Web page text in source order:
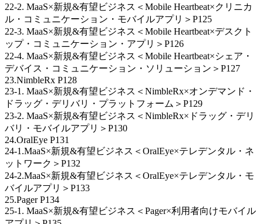
22-2. MaaS×新規&有望ビジネス＜Mobile Heartbeat×クリニカ
ル・コミュニケーション・モバイルアプリ＞P125
22-3. MaaS×新規&有望ビジネス＜Mobile Heartbeat×デスクト
ップ・コミュニケーション・アプリ＞P126
22-4. MaaS×新規&有望ビジネス＜Mobile Heartbeat×シェア・
デバイス・コミュニケーション・ソリューション＞P127
23.NimbleRx P128
23-1. MaaS×新規&有望ビジネス＜NimbleRx×オンデマンド・
ドラッグ・デリバリ・プラットフォーム＞P129
23-2. MaaS×新規&有望ビジネス＜NimbleRx×ドラッグ・デリ
バリ・モバイルアプリ＞P130
24.OralEye P131
24-1.MaaS×新規&有望ビジネス＜OralEye×テレデンタル・ネ
ットワーク＞P132
24-2.MaaS×新規&有望ビジネス＜OralEye×テレデンタル・モ
バイルアプリ＞P133
25.Pager P134
25-1. MaaS×新規&有望ビジネス＜Pager×利用者向けモバイル